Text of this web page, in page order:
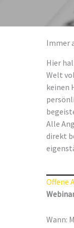
Immer
Hier
Welt
keinen
Alle
direkt
Offene
Wann: